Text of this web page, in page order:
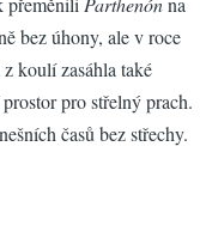
bez úhony, ale v roce
koulí zasáhla také
pro střelný prach.
časů bez střechy.